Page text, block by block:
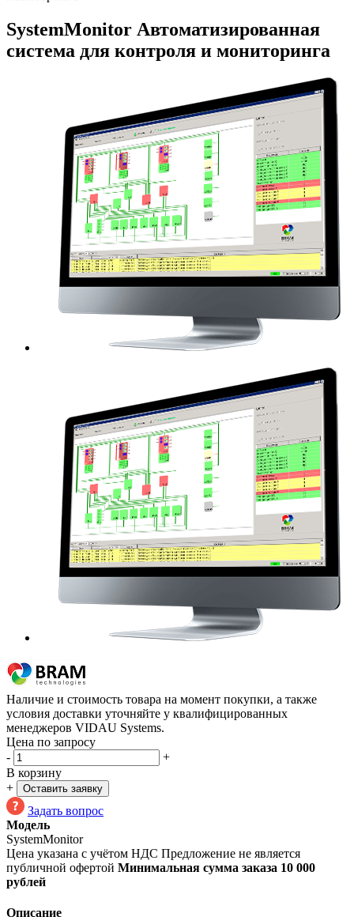
SystemMonitor Автоматизированная
система для контроля и мониторинга
Наличие и стоимость товара на момент покупки, а также
условия доставки уточняйте у квалифицированных
менеджеров VIDAU Systems.
Цена по запросу
-
+
В корзину
+
Оставить заявку
Задать вопрос
Модель
SystemMonitor
Цена указана с учётом НДС Предложение не является
публичной офертой Минимальная сумма заказа 10 000
рублей
Описание